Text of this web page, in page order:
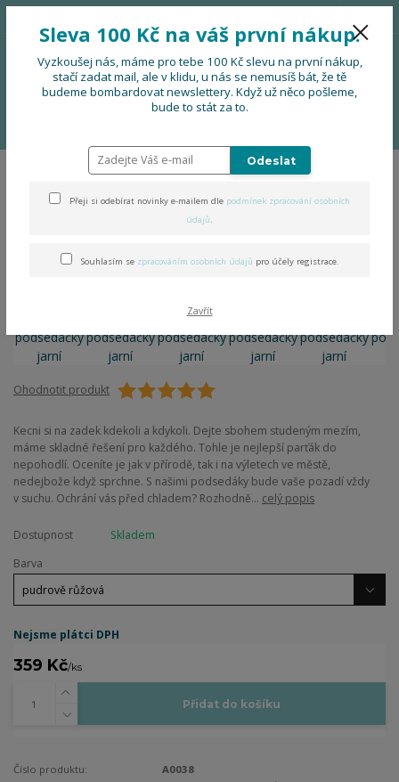
Menu
0 Kč
Pastelové podsedáčky jarní
Ohodnotit produkt
Kecni si na zadek kdekoli a kdykoli. Dejte sbohem studeným mezím,
máme skladné řešení pro každého. Tohle je nejlepší parťák do
nepohodlí. Oceníte je jak v přírodě, tak i na výletech ve městě,
nedejbože když sprchne. S našimi podsedáky bude vaše pozadí vždy
v suchu. Ochrání vás před chladem? Rozhodně... celý popis
Dostupnost
Skladem
Barva
Nejsme plátci DPH
359 Kč/ks
Přidat do košíku
Číslo produktu:
A0038
Sleva 100 Kč na váš první nákup.
Vyzkoušej nás, máme pro tebe 100 Kč slevu na první nákup,
stačí zadat mail, ale v klidu, u nás se nemusíš bát, že tě
budeme bombardovat newslettery. Když už něco pošleme,
bude to stát za to.
Odeslat
Přeji si odebírat novinky e-mailem dle podmínek zpracování osobních
údajů.
Souhlasím se zpracováním osobních údajů pro účely registrace.
Zavřít